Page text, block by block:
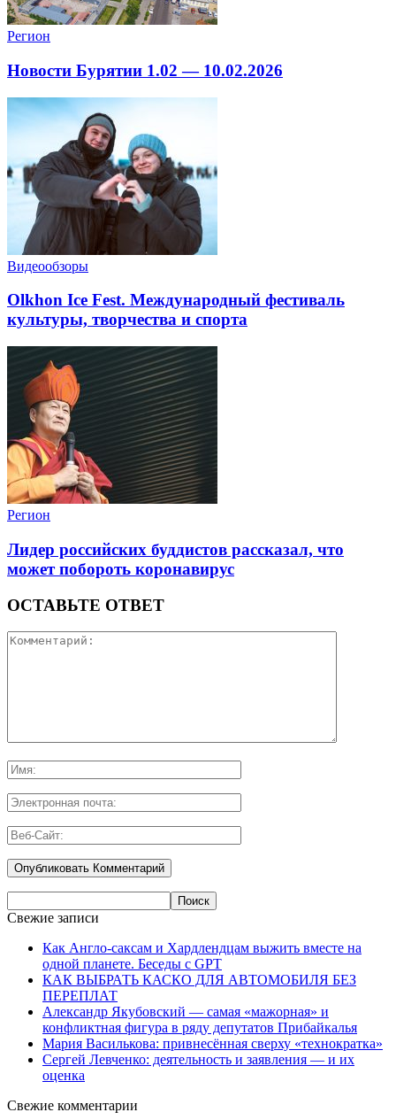
Регион
Новости Бурятии 1.02 — 10.02.2026
Видеообзоры
Olkhon Ice Fest. Международный фестиваль
культуры, творчества и спорта
Регион
Лидер российских буддистов рассказал, что
может побороть коронавирус
ОСТАВЬТЕ ОТВЕТ
Свежие записи
Как Англо-саксам и Хардлендцам выжить вместе на
одной планете. Беседы с GPT
КАК ВЫБРАТЬ КАСКО ДЛЯ АВТОМОБИЛЯ БЕЗ
ПЕРЕПЛАТ
Александр Якубовский — самая «мажорная» и
конфликтная фигура в ряду депутатов Прибайкалья
Мария Василькова: привнесённая сверху «технократка»
Сергей Левченко: деятельность и заявления — и их
оценка
Свежие комментарии